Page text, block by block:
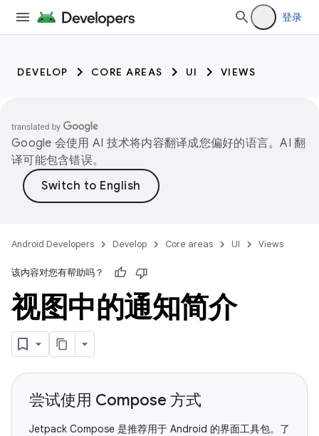
登录
DEVELOP CORE AREAS UI VIEWS
Google 会使用 AI 技术将内容翻译成您偏好的语言。AI 翻
译可能包含错误。
Android Developers Develop Core areas UI Views
该内容对您有帮助吗？
视图中的通知简介
尝试使用 Compose 方式
Jetpack Compose 是推荐用于 Android 的界面工具包。了